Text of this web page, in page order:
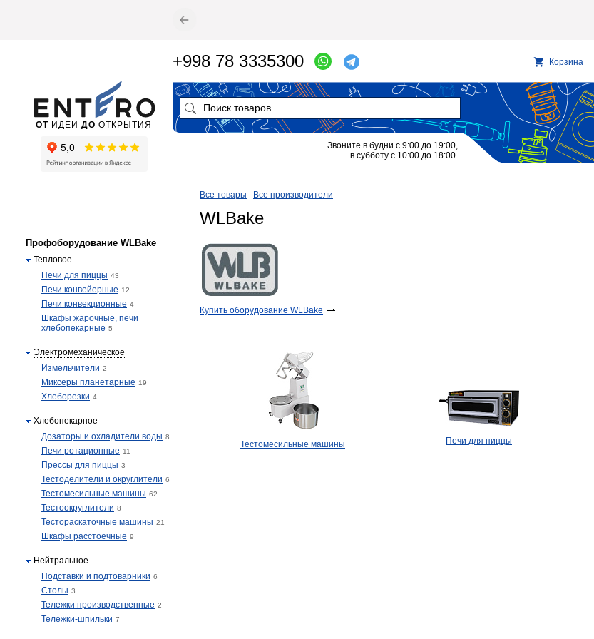
Все товары Все производители
WLBake
​Купить оборудование WLBake
Тестомесильные машины Печи для пиццы
Профоборудование WLBake
Тепловое
Печи для пиццы 43
Печи конвейерные 12
Печи конвекционные 4
Шкафы жарочные, печи
хлебопекарные 5
Электромеханическое
Измельчители 2
Миксеры планетарные 19
Хлеборезки 4
Хлебопекарное
Дозаторы и охладители воды 8
Печи ротационные 11
Прессы для пиццы 3
Тестоделители и округлители 6
Тестомесильные машины 62
Тестоокруглители 8
Тестораскаточные машины 21
Шкафы расстоечные 9
Нейтральное
Подставки и подтоварники 6
Столы 3
Тележки производственные 2
Тележки-шпильки 7
ОТ ИДЕИ ДО ОТКРЫТИЯ
+998 78 3335300 Корзина
Звоните в будни с 9:00 до 19:00,
в субботу с 10:00 до 18:00.